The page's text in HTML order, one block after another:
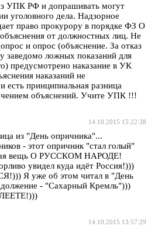
УПК РФ и допрашивать могут
уголовного дела. Надзорное
право прокурору в порядке ФЗ О
от должностных лиц. Не
и опрос (объяснение. За отказ
заведомо ложных показаний для
предусмотрено наказание в УК
наказаний не
есть принципиальная разница
объяснений. Учите УПК !!!
14.10.2015 15:22:38
из "День опричника"...
- этот опричник "стал голый"
вещь О РУССКОМ НАРОДЕ!
увидел куда идёт Россия!)))
Я уже об этом читал в "День
- "Сахарный Кремль")))
14.10.2015 13:57:29